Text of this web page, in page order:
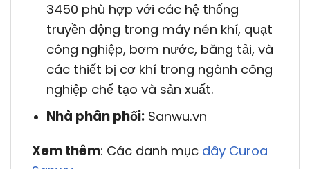
3450 phù hợp với các hệ thống
truyền động trong máy nén khí, quạt
công nghiệp, bơm nước, băng tải, và
các thiết bị cơ khí trong ngành công
nghiệp chế tạo và sản xuất.
Nhà phân phối:Sanwu.vn
Xem thêm: Các danh mục dây Curoa